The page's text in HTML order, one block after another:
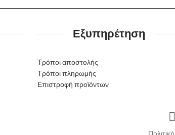
Εξυπηρέτηση
Τρόποι αποστολής
Τρόποι πληρωμής
Επιστροφή προϊόντων